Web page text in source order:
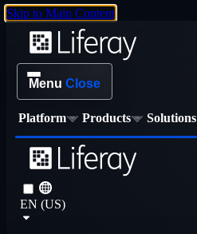
Skip to Main Content
Menu Close
Platform Products Solutions
EN (US)